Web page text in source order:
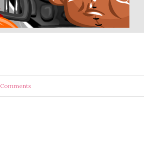
Comments